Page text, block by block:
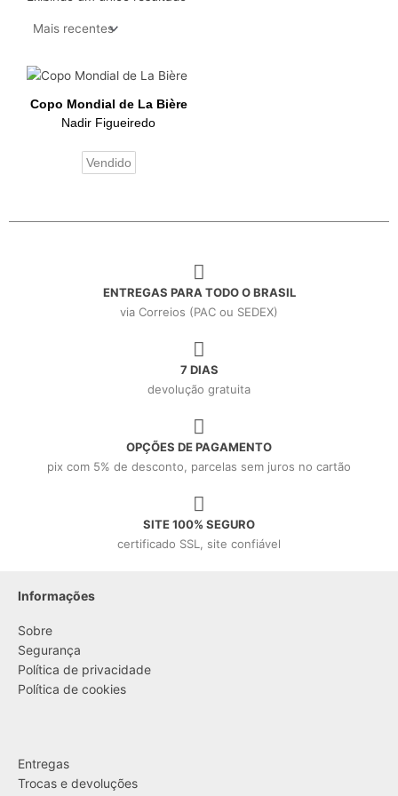
Copo Mondial de La Bière
Nadir Figueiredo
Vendido
ENTREGAS PARA TODO O BRASIL
via Correios (PAC ou SEDEX)
7 DIAS
devolução gratuita
OPÇÕES DE PAGAMENTO
pix com 5% de desconto, parcelas sem juros no cartão
SITE 100% SEGURO
certificado SSL, site confiável
Informações
Sobre
Segurança
Política de privacidade
Política de cookies
Entregas
Trocas e devoluções